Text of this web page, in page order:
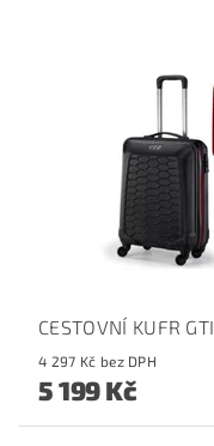
CESTOVNÍ KUFR GTI
4 297 Kč bez DPH
5 199 Kč